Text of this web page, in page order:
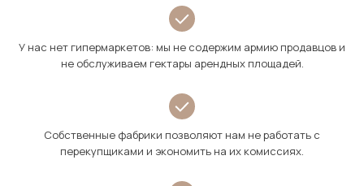
У нас нет гипермаркетов: мы не содержим армию продавцов и
не обслуживаем гектары арендных площадей.
Собственные фабрики позволяют нам не работать с
перекупщиками и экономить на их комиссиях.